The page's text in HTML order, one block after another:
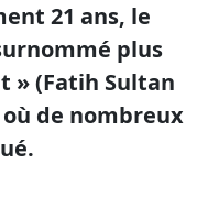
21 ans, le
plus
» (Fatih Sultan
de nombreux